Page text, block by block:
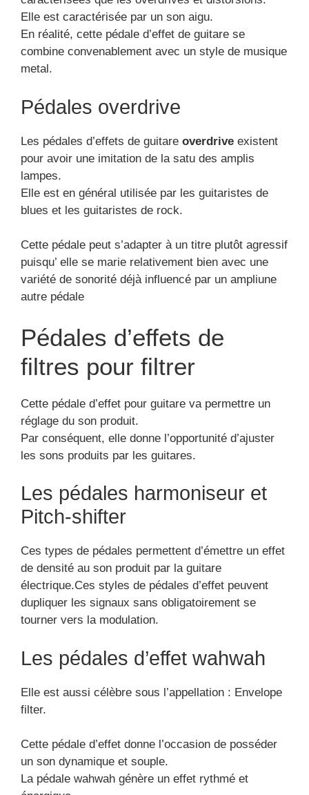
Elle est caractérisée par un son aigu.
En réalité, cette pédale d’effet de guitare se
combine convenablement avec un style de musique
metal.
Pédales overdrive
Les pédales d’effets de guitare overdrive existent
pour avoir une imitation de la satu des amplis
lampes.
Elle est en général utilisée par les guitaristes de
blues et les guitaristes de rock.
Cette pédale peut s’adapter à un titre plutôt agressif
puisqu’ elle se marie relativement bien avec une
variété de sonorité déjà influencé par un ampliune
autre pédale
Pédales d’effets de
filtres pour filtrer
Cette pédale d’effet pour guitare va permettre un
réglage du son produit.
Par conséquent, elle donne l’opportunité d’ajuster
les sons produits par les guitares.
Les pédales harmoniseur et
Pitch-shifter
Ces types de pédales permettent d’émettre un effet
de densité au son produit par la guitare
électrique.Ces styles de pédales d’effet peuvent
dupliquer les signaux sans obligatoirement se
tourner vers la modulation.
Les pédales d’effet wahwah
Elle est aussi célèbre sous l’appellation : Envelope
filter.
Cette pédale d’effet donne l’occasion de posséder
un son dynamique et souple.
La pédale wahwah génère un effet rythmé et